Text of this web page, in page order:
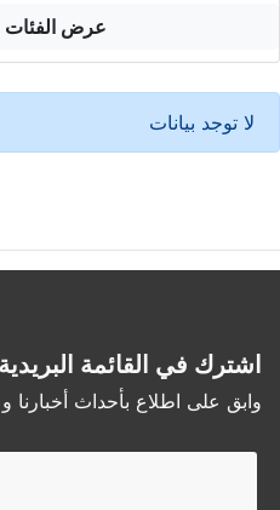
عرض الفئات
لا توجد بيانات
اشترك في القائمة البريدية
وابق على اطلاع بأحداث أخبارنا